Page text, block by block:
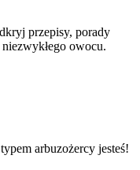
przepisy, porady
owocu.
arbuzożercy jesteś!